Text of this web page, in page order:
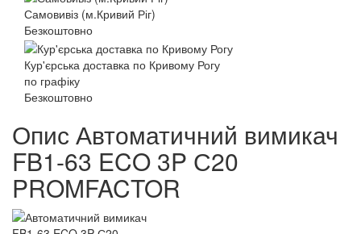
Самовивіз (м.Кривий Ріг)
Безкоштовно
Кур'єрська доставка по Кривому Рогу
по графіку
Безкоштовно
Опис Автоматичний вимикач
FB1-63 ECO 3P С20
PROMFACTOR